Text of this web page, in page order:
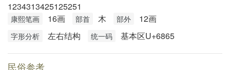
1234313425125251
康熙笔画 16画 部首 木 部外 12画
字形分析 左右结构 统一码 基本区U+6865
民俗参考